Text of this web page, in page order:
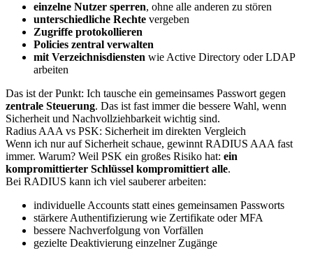
einzelne Nutzer sperren, ohne alle anderen zu stören
unterschiedliche Rechte vergeben
Zugriffe protokollieren
Policies zentral verwalten
mit Verzeichnisdiensten wie Active Directory oder LDAP
arbeiten
Das ist der Punkt: Ich tausche ein gemeinsames Passwort gegen
zentrale Steuerung. Das ist fast immer die bessere Wahl, wenn
Sicherheit und Nachvollziehbarkeit wichtig sind.
Radius AAA vs PSK: Sicherheit im direkten Vergleich
Wenn ich nur auf Sicherheit schaue, gewinnt RADIUS AAA fast
immer. Warum? Weil PSK ein großes Risiko hat: ein
kompromittierter Schlüssel kompromittiert alle.
Bei RADIUS kann ich viel sauberer arbeiten:
individuelle Accounts statt eines gemeinsamen Passworts
stärkere Authentifizierung wie Zertifikate oder MFA
bessere Nachverfolgung von Vorfällen
gezielte Deaktivierung einzelner Zugänge